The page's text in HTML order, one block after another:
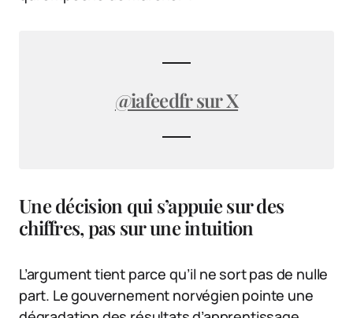
@iafeedfr sur X
Une décision qui s’appuie sur des
chiffres, pas sur une intuition
L’argument tient parce qu’il ne sort pas de nulle
part. Le gouvernement norvégien pointe une